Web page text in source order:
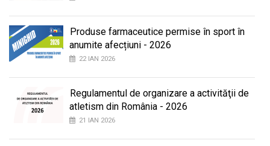
Produse farmaceutice permise în sport în
anumite afecțiuni - 2026
22 IAN 2026
Regulamentul de organizare a activităţii de
atletism din România - 2026
21 IAN 2026